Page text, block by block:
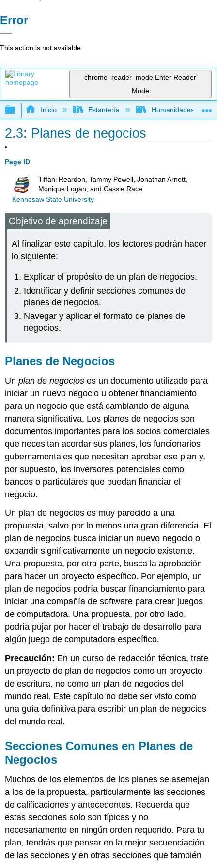
Error
This action is not available.
chrome_reader_mode Enter Reader
Mode
Expandir/contraer jerarquía global
Inicio Estantería Humanidades
2.3: Planes de negocios
Page ID
Tiffani Reardon, Tammy Powell, Jonathan Arnett,
Monique Logan, and Cassie Race
Kennesaw State University
Objetivo de aprendizaje
Al finalizar este capítulo, los lectores podrán hacer
lo siguiente:
Explicar el propósito de un plan de negocios.
Identificar y definir secciones comunes de
planes de negocios.
Navegar y aplicar el formato de planes de
negocios.
Planes de Negocios
Unplan de negocios es un documento utilizado para
iniciar un nuevo negocio u obtener financiamiento
para un negocio que está cambiando de alguna
manera significativa. Los planes de negocios son
documentos importantes para los socios comerciales
que necesitan acordar sus planes, los funcionarios
gubernamentales que necesitan aprobar ese plan y,
por supuesto, los inversores potenciales como
bancos o particulares que puedan financiar el
negocio.
Un plan de negocios es muy parecido a una
propuesta, salvo por lo menos una gran diferencia. El
plan de negocios busca iniciar un nuevo negocio o
expandir significativamente un negocio existente.
Una propuesta, por otra parte, busca la aprobación
para hacer un proyecto específico. Por ejemplo, un
plan de negocios podría buscar financiamiento para
iniciar una compañía de software para crear juegos
de computadora. Una propuesta, por otro lado,
podría pujar por hacer el trabajo de desarrollo para
algún juego de computadora específico.
Precaución: En un curso de redacción técnica, trate
un proyecto de plan de negocios como un proyecto
de escritura, no como un plan de negocios del
mundo real. Este capítulo no debe ser visto como
una guía definitiva para escribir un plan de negocios
del mundo real.
Secciones Comunes en Planes de
Negocios
Muchos de los elementos de los planes se asemejan
a los de la propuesta, particularmente las secciones
de calificaciones y antecedentes. Recuerda que
estas secciones solo son típicas y no
necesariamente en ningún orden requerido. Para tu
plan, tendrás que pensar en la mejor secuenciación
de las secciones y en otras secciones que también